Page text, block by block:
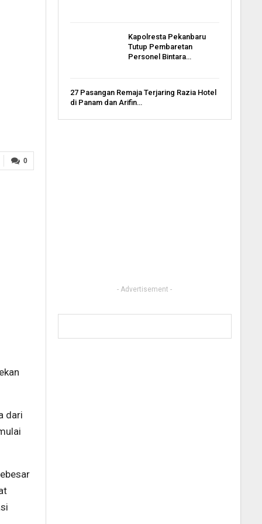
0
dari
Kapolresta Pekanbaru
Tutup Pembaretan
Personel Bintara…
27 Pasangan Remaja Terjaring Razia Hotel
di Panam dan Arifin…
- Advertisement -